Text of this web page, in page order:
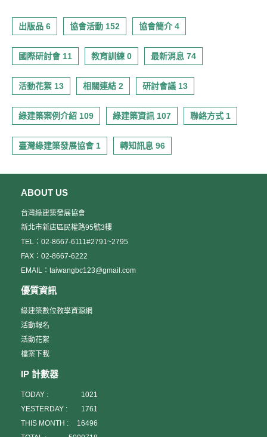
出版品 6 協會活動 152 協會簡介 4
國際研討會 11 教育訓練 0 最新消息 74
活動花絮 13 相關連結 2 研討會議 13
綠建築案例介紹 109 綠建築資訊 107 聯絡方式 1
臺灣綠建築發展協會 1 轉知訊息 96
ABOUT US
台灣綠建築發展協會
新北市新店區民權路95號3樓
TEL：02-8667-6111#2791~2795
FAX：02-8667-6222
EMAIL：taiwangbc123@gmail.com
優質資訊
綠建築數位教學資源網
活動報名
活動花絮
檔案下載
IP 計數器
TODAY :
1021
YESTERDAY :
1761
THIS MONTH :
16496